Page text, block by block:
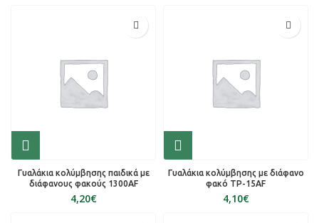
Γυαλάκια κολύμβησης παιδικά με
διάφανους φακούς 1300AF
€
Γυαλάκια κολύμβησης με διάφανο
φακό TP-15AF
€